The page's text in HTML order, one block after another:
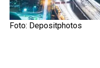
Foto: Depositphotos